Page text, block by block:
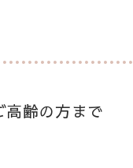
高齢の方まで